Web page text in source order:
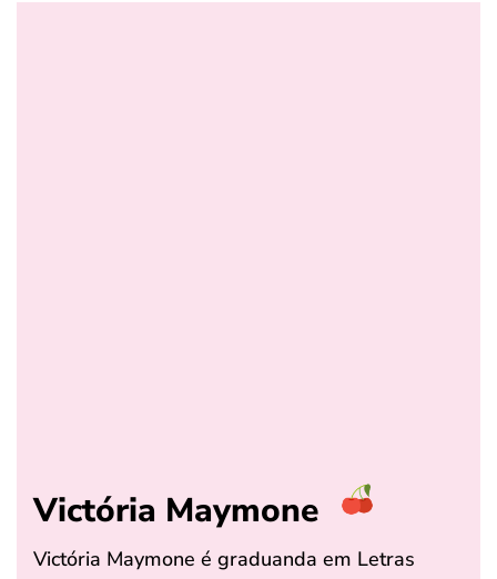
Victória Maymone
Victória Maymone é graduanda em Letras